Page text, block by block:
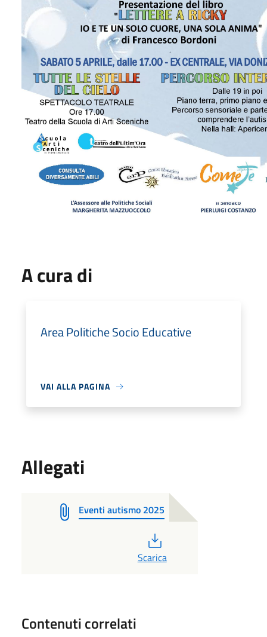
A cura di
Area Politiche Socio Educative
VAI ALLA PAGINA
Allegati
Eventi autismo 2025
Scarica
Contenuti correlati